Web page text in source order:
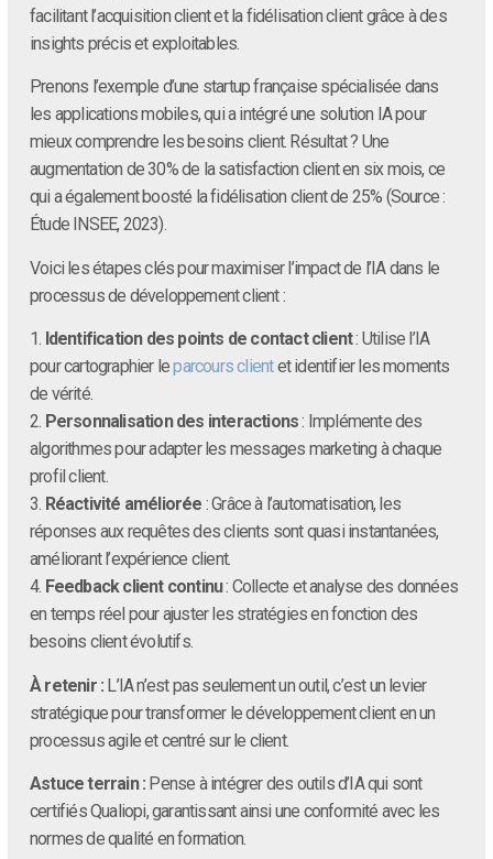
facilitant l’acquisition client et la fidélisation client grâce à des
insights précis et exploitables.
Prenons l’exemple d’une startup française spécialisée dans
les applications mobiles, qui a intégré une solution IA pour
mieux comprendre les besoins client. Résultat ? Une
augmentation de 30% de la satisfaction client en six mois, ce
qui a également boosté la fidélisation client de 25% (Source :
Étude INSEE, 2023).
Voici les étapes clés pour maximiser l’impact de l’IA dans le
processus de développement client :
1. Identification des points de contact client: Utilise l’IA
pour cartographier leparcours clientet identifier les moments
de vérité.
2. Personnalisation des interactions: Implémente des
algorithmes pour adapter les messages marketing à chaque
profil client.
3. Réactivité améliorée : Grâce à l’automatisation, les
réponses aux requêtes des clients sont quasi instantanées,
améliorant l’expérience client.
4. Feedback client continu: Collecte et analyse des données
en temps réel pour ajuster les stratégies en fonction des
besoins client évolutifs.
À retenir : L’IA n’est pas seulement un outil, c’est un levier
stratégique pour transformer le développement client en un
processus agile et centré sur le client.
Astuce terrain : Pense à intégrer des outils d’IA qui sont
certifiés Qualiopi, garantissant ainsi une conformité avec les
normes de qualité en formation.